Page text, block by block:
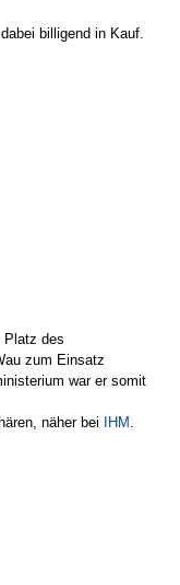
billigend in Kauf.
Platz des
zum Einsatz
war er somit
näher bei IHM .